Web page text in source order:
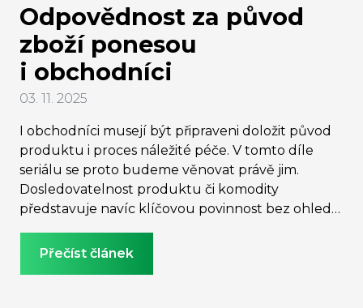
Odpovědnost za původ
zboží ponesou
i obchodníci
03. 11. 2025
I obchodníci musejí být připraveni doložit původ
produktu i proces náležité péče. V tomto díle
seriálu se proto budeme věnovat právě jim.
Dosledovatelnost produktu či komodity
představuje navíc klíčovou povinnost bez ohledu
připraveni spolupracovat s kontrolními orgány a
Přečíst článek